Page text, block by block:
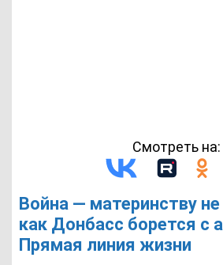
Смотреть на:
Война — материнству не
как Донбасс борется с
Прямая линия жизни